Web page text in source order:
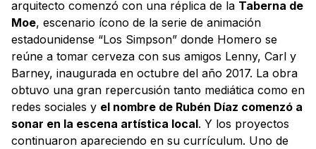
arquitecto comenzó con una réplica de la Taberna de
Moe, escenario ícono de la serie de animación
estadounidense “Los Simpson” donde Homero se
reúne a tomar cerveza con sus amigos Lenny, Carl y
Barney, inaugurada en octubre del año 2017. La obra
obtuvo una gran repercusión tanto mediática como en
redes sociales y el nombre de Rubén Díaz comenzó a
sonar en la escena artística local. Y los proyectos
continuaron apareciendo en su currículum. Uno de